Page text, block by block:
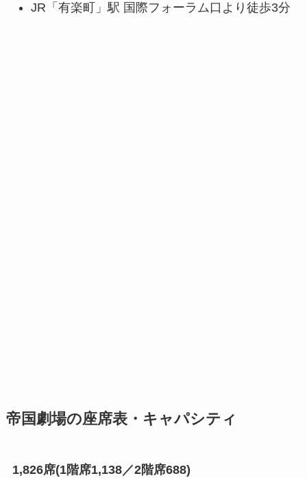
JR「有楽町」駅 国際フォーラム口より徒歩3分
帝国劇場の座席表・キャパシティ
1,826席(1階席1,138／2階席688)